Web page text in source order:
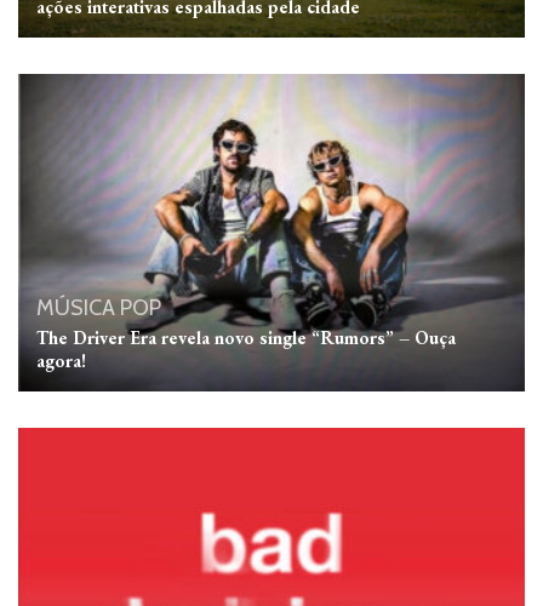
ações interativas espalhadas pela cidade
MÚSICA POP
The Driver Era revela novo single “Rumors” – Ouça
agora!